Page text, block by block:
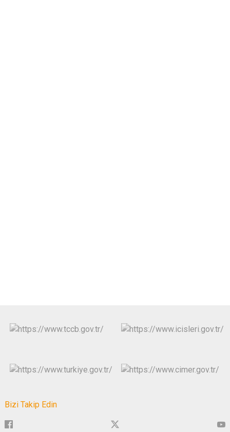
Bizi Takip Edin